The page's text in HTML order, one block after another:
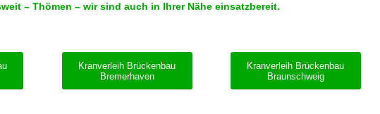
– Thömen – wir sind auch in Ihrer Nähe einsatzbereit.
Kranverleih Brückenbau
Bremerhaven
Kranverleih Brückenbau
Braunschweig